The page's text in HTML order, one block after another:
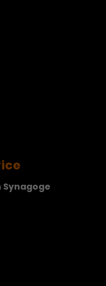
Analytics
einmal
Analytics
gesetzt ist,
und
Anzeige
von